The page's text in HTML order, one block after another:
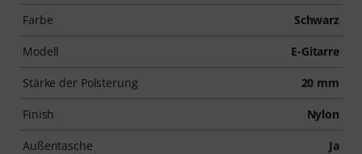
Farbe Schwarz
Modell E-Gitarre
Stärke der Polsterung 20 mm
Finish Nylon
Außentasche Ja